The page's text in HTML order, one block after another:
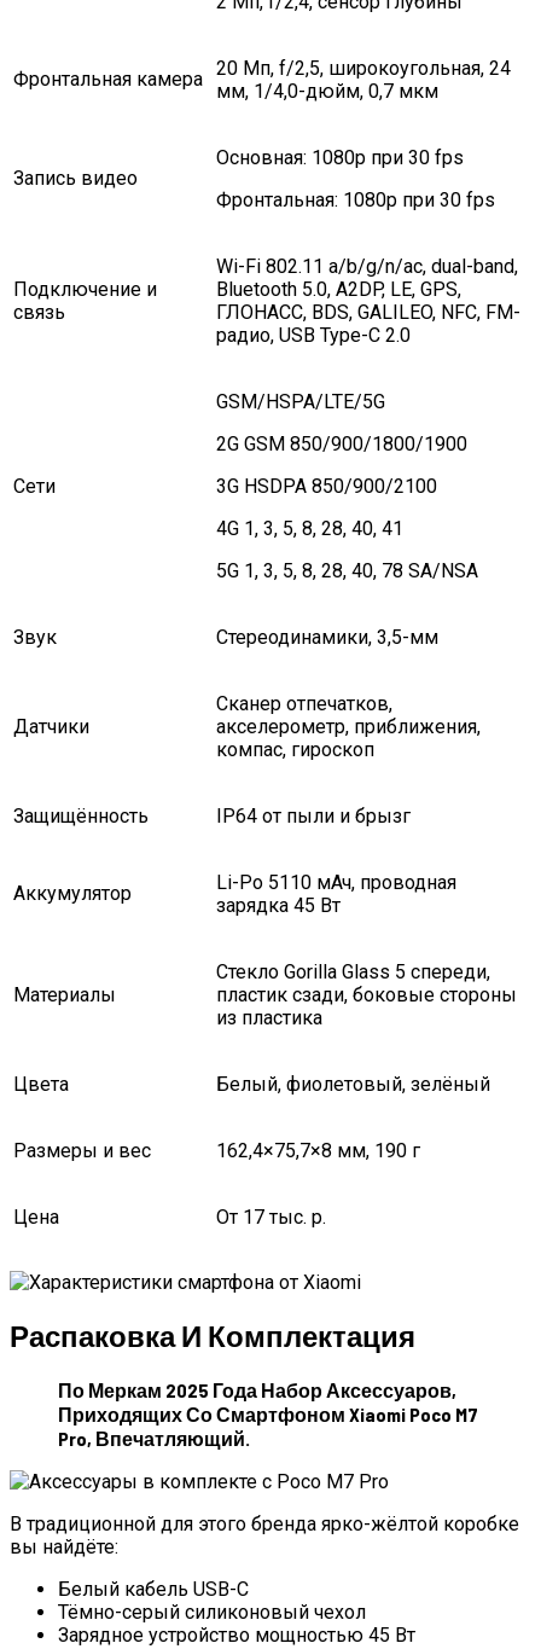
Фронтальная камера 20 Мп, f/2,5, широкоугольная, 24
мм, 1/4,0-дюйм, 0,7 мкм
Запись видео
Основная: 1080p при 30 fps
Фронтальная: 1080p при 30 fps
Подключение и
связь
Wi-Fi 802.11 a/b/g/n/ac, dual-band,
Bluetooth 5.0, A2DP, LE, GPS,
ГЛОНАСС, BDS, GALILEO, NFC, FM-
радио, USB Type-C 2.0
Сети
GSM/HSPA/LTE/5G
2G GSM 850/900/1800/1900
3G HSDPA 850/900/2100
4G 1, 3, 5, 8, 28, 40, 41
5G 1, 3, 5, 8, 28, 40, 78 SA/NSA
Звук Стереодинамики, 3,5-мм
Датчики
Сканер отпечатков,
акселерометр, приближения,
компас, гироскоп
Защищённость IP64 от пыли и брызг
Аккумулятор
Li-Po 5110 мАч, проводная
зарядка 45 Вт
Материалы
Стекло Gorilla Glass 5 спереди,
пластик сзади, боковые стороны
из пластика
Цвета Белый, фиолетовый, зелёный
Размеры и вес 162,4×75,7×8 мм, 190 г
Цена От 17 тыс. р.
Распаковка И Комплектация
По Меркам 2025 Года Набор Аксессуаров,
Приходящих Со Смартфоном Xiaomi Poco M7
Pro, Впечатляющий.
В традиционной для этого бренда ярко-жёлтой коробке
вы найдёте:
Белый кабель USB-C
Тёмно-серый силиконовый чехол
Зарядное устройство мощностью 45 Вт